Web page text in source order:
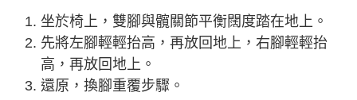
坐於椅上，雙腳與髖關節平衡闊度踏在地上。
先將左腳輕輕抬高，再放回地上，右腳輕輕抬
高，再放回地上。
還原，換腳重覆步驟。